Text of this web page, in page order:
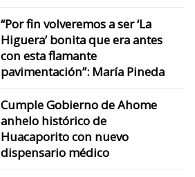
“Por fin volveremos a ser ‘La
Higuera’ bonita que era antes
con esta flamante
pavimentación”: María Pineda
Cumple Gobierno de Ahome
anhelo histórico de
Huacaporito con nuevo
dispensario médico